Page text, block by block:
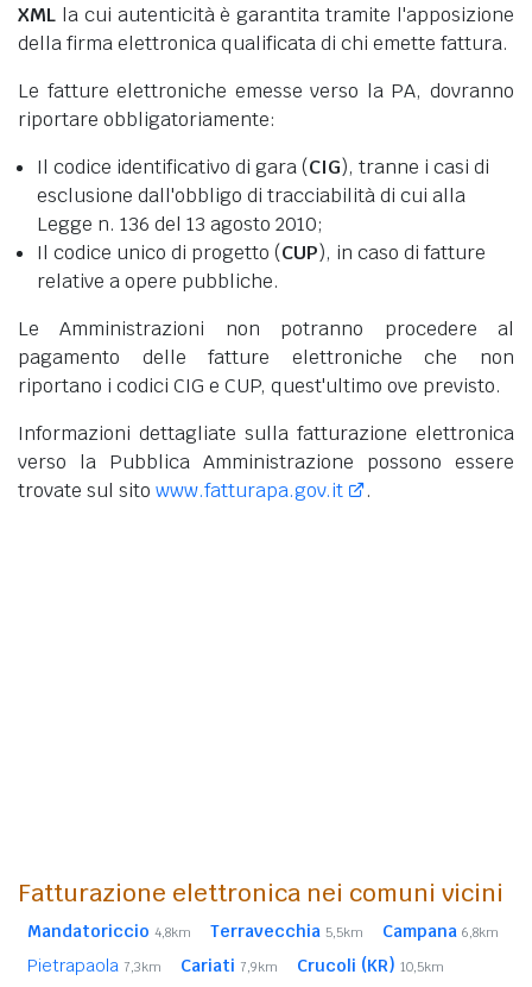
XML la cui autenticità è garantita tramite l'apposizione
della firma elettronica qualificata di chi emette fattura.
Le fatture elettroniche emesse verso la PA, dovranno
riportare obbligatoriamente:
Il codice identificativo di gara (CIG), tranne i casi di
esclusione dall'obbligo di tracciabilità di cui alla
Legge n. 136 del 13 agosto 2010;
Il codice unico di progetto (CUP), in caso di fatture
relative a opere pubbliche.
Le Amministrazioni non potranno procedere al
pagamento delle fatture elettroniche che non
riportano i codici CIG e CUP, quest'ultimo ove previsto.
Informazioni dettagliate sulla fatturazione elettronica
verso la Pubblica Amministrazione possono essere
trovate sul sito www.fatturapa.gov.it .
Fatturazione elettronica nei comuni vicini
Mandatoriccio 4,8km Terravecchia 5,5km Campana 6,8km
Pietrapaola 7,3km Cariati 7,9km Crucoli (KR) 10,5km